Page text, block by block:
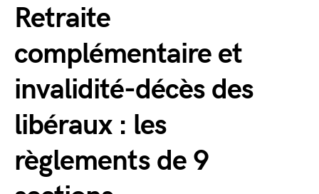
Retraite
complémentaire et
invalidité-décès des
libéraux : les
règlements de 9